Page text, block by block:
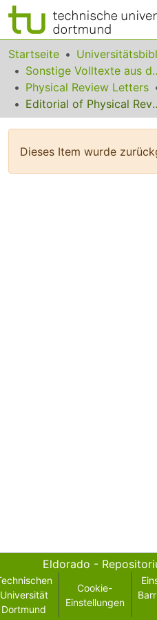
Bereiche & Sammlungen
Das gesamte Repositorium
Statistiken
Startseite
Sonstige
Physical Review Letters
Editorial of
Dieses Item wurde
Eldorado -
Universität
Dortmund
Cookie-
Einstellungen